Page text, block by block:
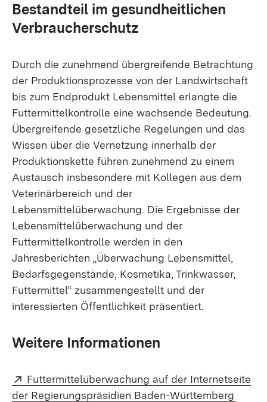
Bestandteil im gesundheitlichen
Verbraucherschutz
Durch die zunehmend übergreifende Betrachtung
der Produktionsprozesse von der Landwirtschaft
bis zum Endprodukt Lebensmittel erlangte die
Futtermittelkontrolle eine wachsende Bedeutung.
Übergreifende gesetzliche Regelungen und das
Wissen über die Vernetzung innerhalb der
Produktionskette führen zunehmend zu einem
Austausch insbesondere mit Kollegen aus dem
Veterinärbereich und der
Lebensmittelüberwachung. Die Ergebnisse der
Lebensmittelüberwachung und der
Futtermittelkontrolle werden in den
Jahresberichten „Überwachung Lebensmittel,
Bedarfsgegenstände, Kosmetika, Trinkwasser,
Futtermittel“ zusammengestellt und der
interessierten Öffentlichkeit präsentiert.
Weitere Informationen
Extern:
Futtermittelüberwachung auf der Internetseite
der Regierungspräsidien Baden-Württemberg